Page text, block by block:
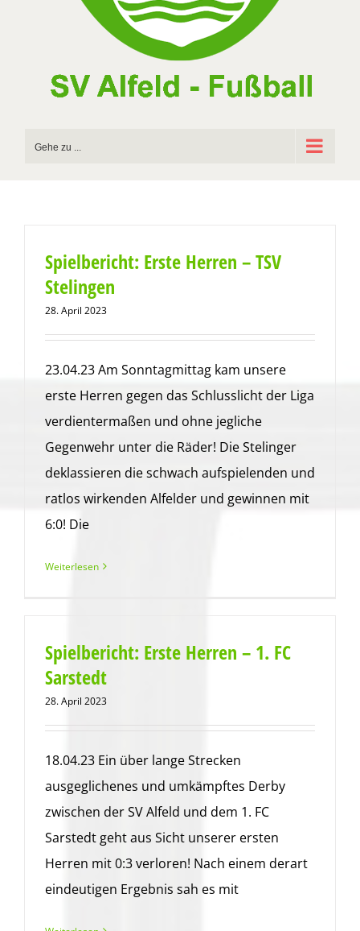
Gehe zu ...
Spielbericht: Erste Herren – TSV
Stelingen
28. April 2023
23.04.23 Am Sonntagmittag kam unsere
erste Herren gegen das Schlusslicht der Liga
verdientermaßen und ohne jegliche
Gegenwehr unter die Räder! Die Stelinger
deklassieren die schwach aufspielenden und
ratlos wirkenden Alfelder und gewinnen mit
6:0! Die
Weiterlesen
Spielbericht: Erste Herren – 1. FC
Sarstedt
28. April 2023
18.04.23 Ein über lange Strecken
ausgeglichenes und umkämpftes Derby
zwischen der SV Alfeld und dem 1. FC
Sarstedt geht aus Sicht unserer ersten
Herren mit 0:3 verloren! Nach einem derart
eindeutigen Ergebnis sah es mit